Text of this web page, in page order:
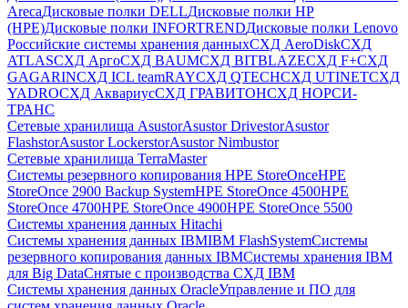
ArecaДисковые полки DELLДисковые полки HP
(HPE)Дисковые полки INFORTRENDДисковые полки Lenovo
Российские системы хранения данныхСХД AeroDiskСХД
ATLASСХД AргоСХД BAUMСХД BITBLAZEСХД F+СХД
GAGARINСХД ICL teamRAYСХД QTECHСХД UTINETСХД
YADROСХД АквариусСХД ГРАВИТОНСХД НОРСИ-
ТРАНС
Сетевые хранилища AsustorAsustor DrivestorAsustor
FlashstorAsustor LockerstorAsustor Nimbustor
Сетевые хранилища TerraMaster
Системы резервного копирования HPE StoreOnceHPE
StoreOnce 2900 Backup SystemHPE StoreOnce 4500HPE
StoreOnce 4700HPE StoreOnce 4900HPE StoreOnce 5500
Системы хранения данных Hitachi
Системы хранения данных IBMIBM FlashSystemСистемы
резервного копирования данных IBMСистемы хранения IBM
для Big DataСнятые с производства СХД IBM
Системы хранения данных OracleУправление и ПО для